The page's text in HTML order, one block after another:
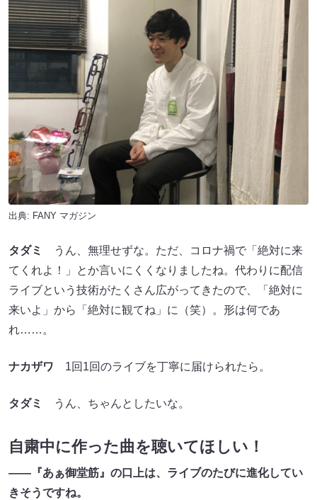
出典: FANY マガジン
タダミ
うん、無理せずな。ただ、コロナ禍で「絶対に来
てくれよ！」とか言いにくくなりましたね。代わりに配信
ライブという技術がたくさん広がってきたので、「絶対に
来いよ」から「絶対に観てね」に（笑）。形は何であ
れ……。
ナカザワ 1回1回のライブを丁寧に届けられたら。
タダミ うん、ちゃんとしたいな。
自粛中に作った曲を聴いてほしい！
――『あぁ御堂筋』の口上は、ライブのたびに進化してい
きそうですね。